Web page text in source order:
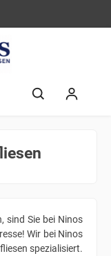
sind Sie bei Ninos
Wir bei Ninos
spezialisiert.